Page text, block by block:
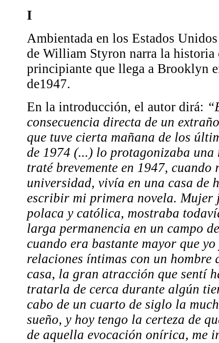
I
Ambientada en los Estados
de William Styron narra la historia
principiante que llega a Brooklyn
de1947.
En la introducción, el autor dirá:
consecuencia directa de un
que tuve cierta mañana de los
de 1974 (...) lo protagonizaba una
traté brevemente en 1947, cuando
universidad, vivía en una casa de
escribir mi primera novela. Mujer
polaca y católica, mostraba
larga permanencia en un campo
cuando era bastante mayor que
relaciones íntimas con un hombre
casa, la gran atracción que sentí
tratarla de cerca durante algún
cabo de un cuarto de siglo la
sueño, y hoy tengo la certeza de
de aquella evocación onírica, me